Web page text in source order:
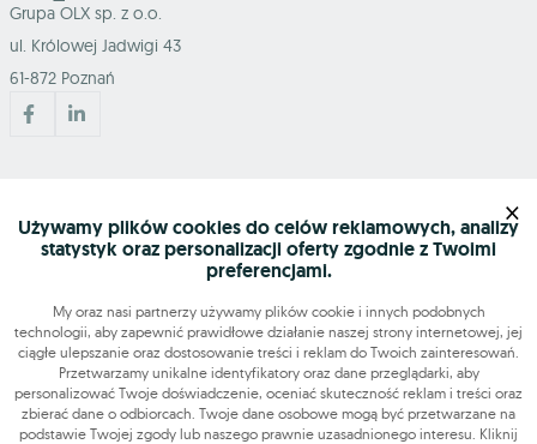
Grupa OLX sp. z o.o.
ul. Królowej Jadwigi 43
61-872 Poznań
Znajdź nas
Narzędzia
Używamy plików cookies do celów reklamowych, analizy
statystyk oraz personalizacji oferty zgodnie z Twoimi
preferencjami.
My oraz nasi partnerzy używamy plików cookie i innych podobnych
technologii, aby zapewnić prawidłowe działanie naszej strony internetowej, jej
ciągłe ulepszanie oraz dostosowanie treści i reklam do Twoich zainteresowań.
Przetwarzamy unikalne identyfikatory oraz dane przeglądarki, aby
personalizować Twoje doświadczenie, oceniać skuteczność reklam i treści oraz
zbierać dane o odbiorcach. Twoje dane osobowe mogą być przetwarzane na
podstawie Twojej zgody lub naszego prawnie uzasadnionego interesu. Kliknij
×